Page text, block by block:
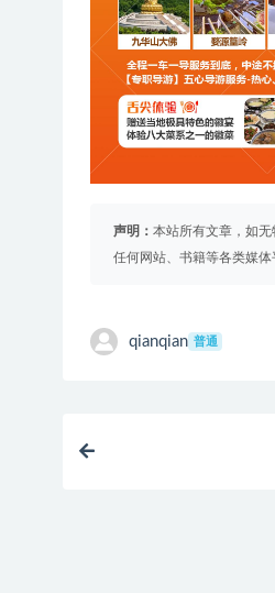
声明： 本站所有文章，如
任何网站、书籍等各类媒
qianqian 普通